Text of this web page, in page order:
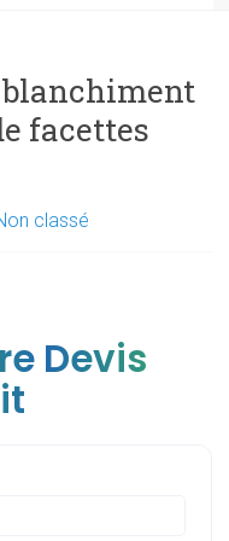
facettes
classé
Devis